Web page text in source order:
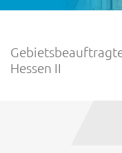
Hessen II